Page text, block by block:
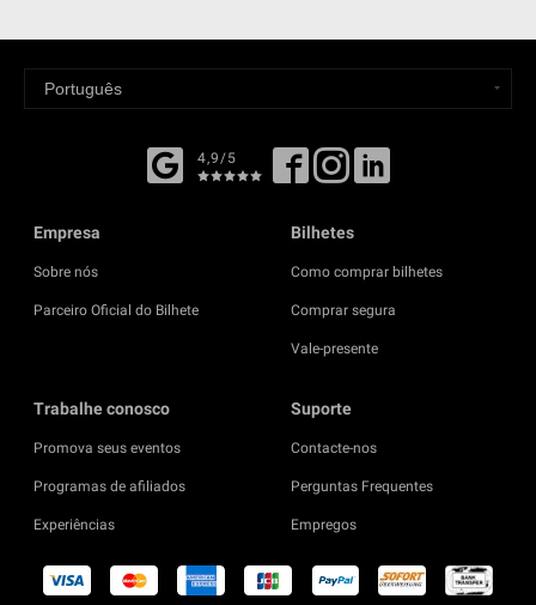
4,9/5
Empresa
Sobre nós
Parceiro Oficial do Bilhete
Bilhetes
Como comprar bilhetes
Comprar segura
Vale-presente
Trabalhe conosco
Promova seus eventos
Programas de afiliados
Experiências
Suporte
Contacte-nos
Perguntas Frequentes
Empregos